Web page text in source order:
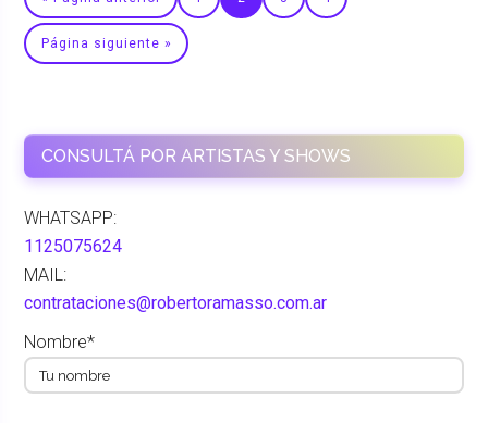
Página siguiente »
CONSULTÁ POR ARTISTAS Y SHOWS
WHATSAPP:
1125075624
MAIL:
contrataciones@robertoramasso.com.ar
Nombre*